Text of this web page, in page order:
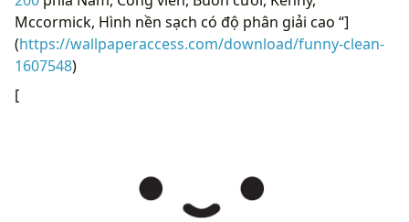
Mccormick, Hình nền sạch có độ phân giải cao “]
(https://wallpaperaccess.com/download/funny-clean-
1607548)
[